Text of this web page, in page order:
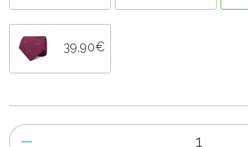
39,90€
Número